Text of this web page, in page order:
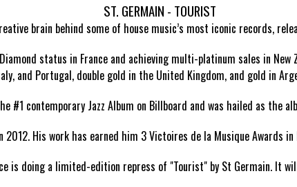
ST. GERMAIN - TOURIST
brain behind some of house music’s most iconic records,
status in France and achieving multi-platinum sales in New
and Portugal, double gold in the United Kingdom, and gold in
#1 contemporary Jazz Album on Billboard and was hailed as the
His work has earned him 3 Victoires de la Musique Awards
is doing a limited-edition repress of "Tourist" by St Germain. It